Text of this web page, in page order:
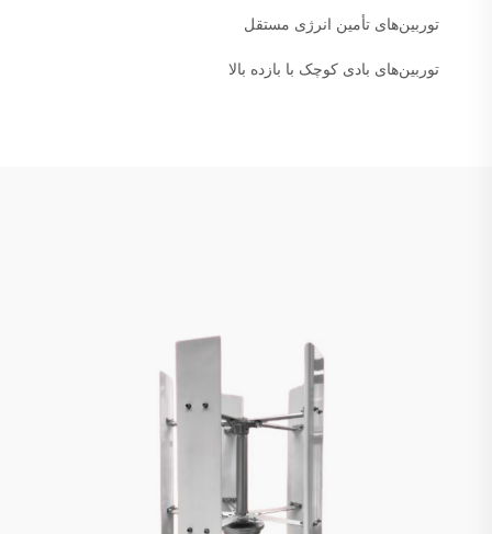
توربین‌های تأمین انرژی مستقل
توربین‌های بادی کوچک با بازده بالا